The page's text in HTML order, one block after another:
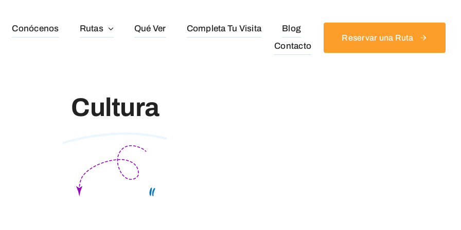
Conócenos Rutas Qué Ver Completa Tu Visita
Blog
Contacto
Reservar una Ruta
Cultura